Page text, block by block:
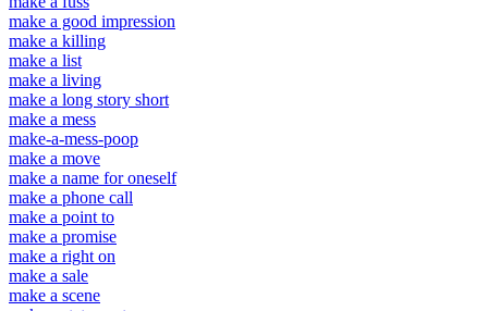
make a good impression
make a killing
make a list
make a living
make a long story short
make a mess
make-a-mess-poop
make a move
make a name for oneself
make a phone call
make a point to
make a promise
make a right on
make a sale
make a scene